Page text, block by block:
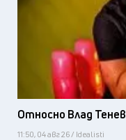
Относно Влад Тенев
11:50, 04 авг 26 / Idealisti